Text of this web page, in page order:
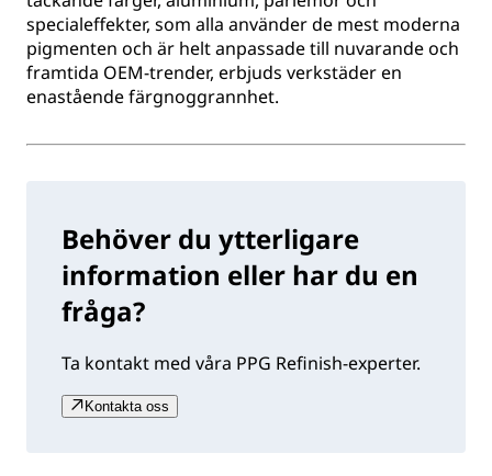
specialeffekter, som alla använder de mest moderna
pigmenten och är helt anpassade till nuvarande och
framtida OEM-trender, erbjuds verkstäder en
enastående färgnoggrannhet.
Behöver du ytterligare
information eller har du en
fråga?
Ta kontakt med våra PPG Refinish-experter.
Kontakta oss